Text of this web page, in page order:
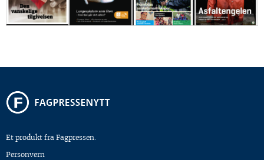
Et produkt fra Fagpressen.
Personvern